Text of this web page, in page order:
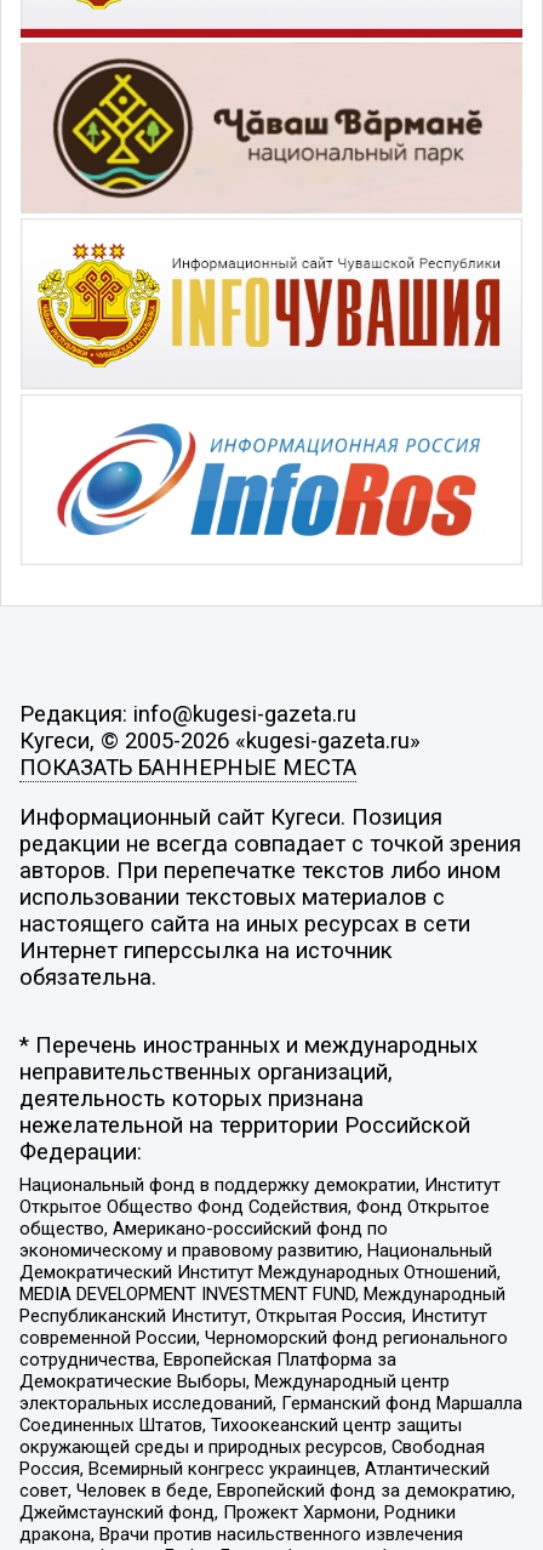
Редакция: info@kugesi-gazeta.ru
Кугеси, © 2005-2026 «kugesi-gazeta.ru»
ПОКАЗАТЬ БАННЕРНЫЕ МЕСТА
Информационный сайт Кугеси. Позиция
редакции не всегда совпадает с точкой зрения
авторов. При перепечатке текстов либо ином
использовании текстовых материалов с
настоящего сайта на иных ресурсах в сети
Интернет гиперссылка на источник
обязательна.
* Перечень иностранных и международных
неправительственных организаций,
деятельность которых признана
нежелательной на территории Российской
Федерации:
Национальный фонд в поддержку демократии, Институт
Открытое Общество Фонд Содействия, Фонд Открытое
общество, Американо-российский фонд по
экономическому и правовому развитию, Национальный
Демократический Институт Международных Отношений,
MEDIA DEVELOPMENT INVESTMENT FUND, Международный
Республиканский Институт, Открытая Россия, Институт
современной России, Черноморский фонд регионального
сотрудничества, Европейская Платформа за
Демократические Выборы, Международный центр
электоральных исследований, Германский фонд Маршалла
Соединенных Штатов, Тихоокеанский центр защиты
окружающей среды и природных ресурсов, Свободная
Россия, Всемирный конгресс украинцев, Атлантический
совет, Человек в беде, Европейский фонд за демократию,
Джеймстаунский фонд, Прожект Хармони, Родники
дракона, Врачи против насильственного извлечения